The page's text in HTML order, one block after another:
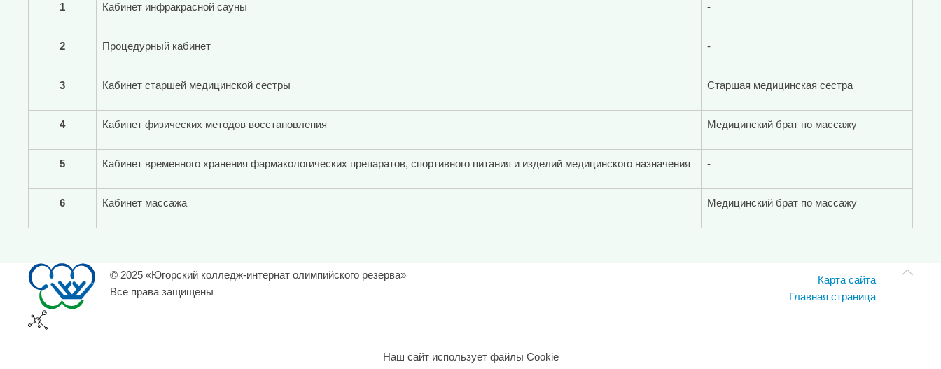
1 Кабинет инфракрасной сауны -
2 Процедурный кабинет -
3 Кабинет старшей медицинской сестры Старшая медицинская сестра
4 Кабинет физических методов восстановления Медицинский брат по массажу
5 Кабинет временного хранения фармакологических препаратов, спортивного питания и изделий медицинского назначения -
6 Кабинет массажа Медицинский брат по массажу
© 2025 «Югорский колледж-интернат олимпийского резерва»
Все права защищены
Карта сайта
Главная страница
Наш сайт использует файлы Cookie